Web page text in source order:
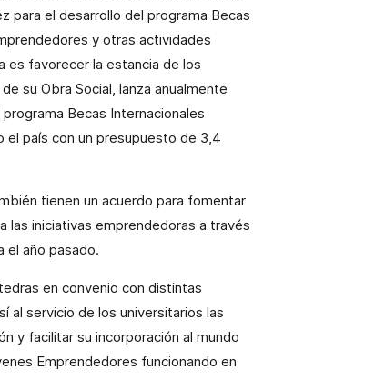
para el desarrollo del programa Becas
y otras actividades
es favorecer la estancia de los
su Obra Social, lanza anualmente
Becas Internacionales
el país con un presupuesto de 3,4
tienen un acuerdo para fomentar
las iniciativas emprendedoras a través
el año pasado.
en convenio con distintas
al servicio de los universitarios las
y facilitar su incorporación al mundo
Emprendedores funcionando en